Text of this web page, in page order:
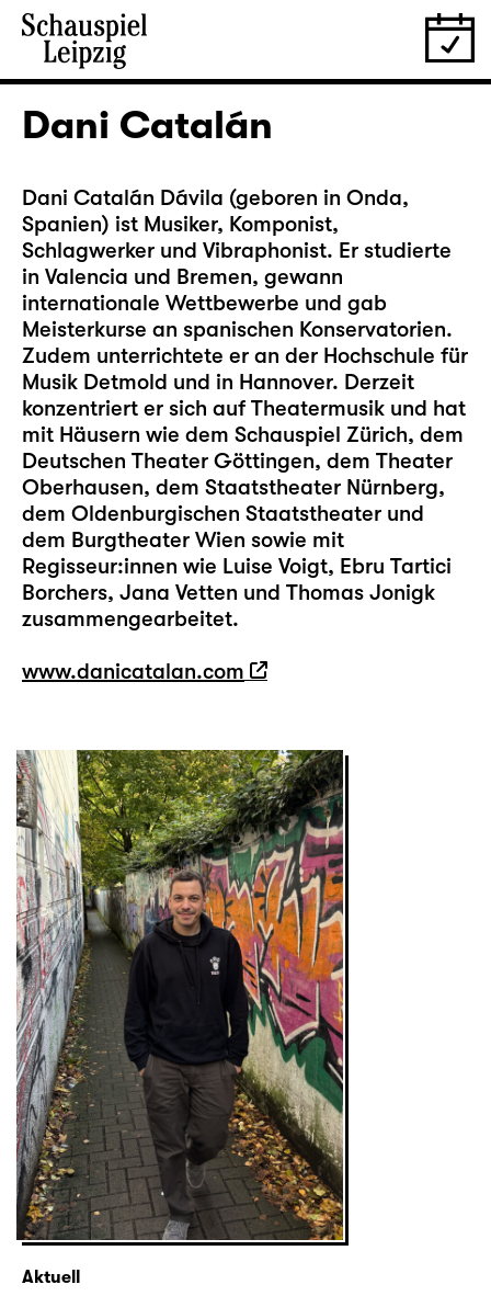
Dani Catalán
Dani Catalán Dávila (geboren in Onda,
Spanien) ist Musiker, Komponist,
Schlagwerker und Vibraphonist. Er studierte
in Valencia und Bremen, gewann
internationale Wettbewerbe und gab
Meisterkurse an spanischen Konservatorien.
Zudem unterrichtete er an der Hochschule für
Musik Detmold und in Hannover. Derzeit
konzentriert er sich auf Theatermusik und hat
mit Häusern wie dem Schauspiel Zürich, dem
Deutschen Theater Göttingen, dem Theater
Oberhausen, dem Staatstheater Nürnberg,
dem Oldenburgischen Staatstheater und
dem Burgtheater Wien sowie mit
Regisseur:innen wie Luise Voigt, Ebru Tartici
Borchers, Jana Vetten und Thomas Jonigk
zusammengearbeitet.
www.danicatalan.com
Aktuell